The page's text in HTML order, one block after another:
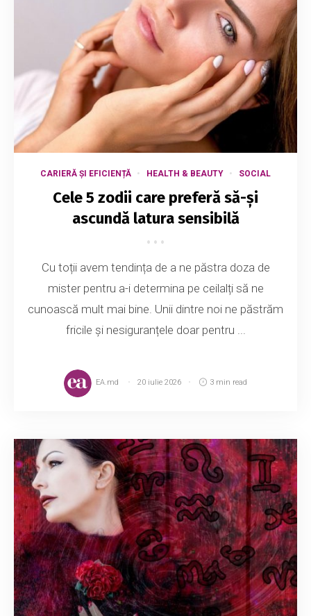
CARIERĂ ȘI EFICIENȚĂ HEALTH & BEAUTY SOCIAL
Cele 5 zodii care preferă să-și
ascundă latura sensibilă
Cu toții avem tendința de a ne păstra doza de
mister pentru a-i determina pe ceilalți să ne
cunoască mult mai bine. Unii dintre noi ne păstrăm
fricile și nesiguranțele doar pentru ...
EA.md 20 iulie 2026 3 min read